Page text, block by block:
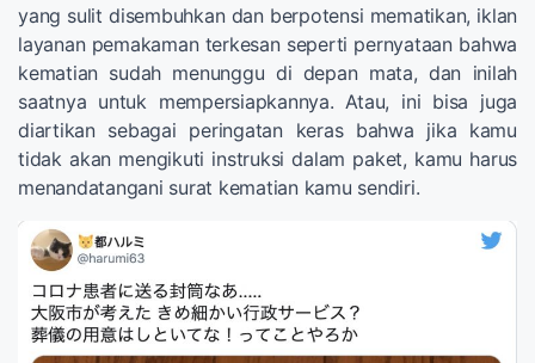
yang sulit disembuhkan dan berpotensi mematikan, iklan
layanan pemakaman terkesan seperti pernyataan bahwa
kematian sudah menunggu di depan mata, dan inilah
saatnya untuk mempersiapkannya. Atau, ini bisa juga
diartikan sebagai peringatan keras bahwa jika kamu
tidak akan mengikuti instruksi dalam paket, kamu harus
menandatangani surat kematian kamu sendiri.